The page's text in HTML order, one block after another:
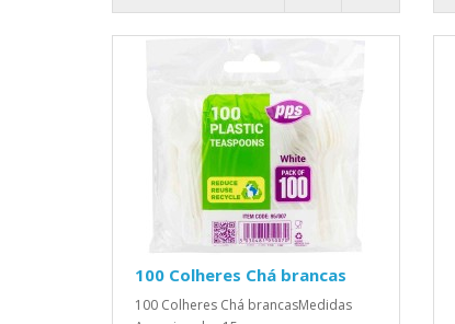
100 Colheres Chá brancas
100 Colheres Chá brancasMedidas